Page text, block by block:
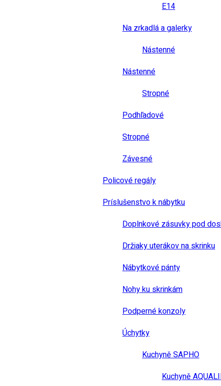
E14
Na zrkadlá a galerky
Nástenné
Nástenné
Stropné
Podhľadové
Stropné
Závesné
Policové regály
Príslušenstvo k nábytku
Doplnkové zásuvky pod
Držiaky uterákov na skrinku
Nábytkové pánty
Nohy ku skrinkám
Podperné konzoly
Úchytky
Kuchyně SAPHO
Kuchyně